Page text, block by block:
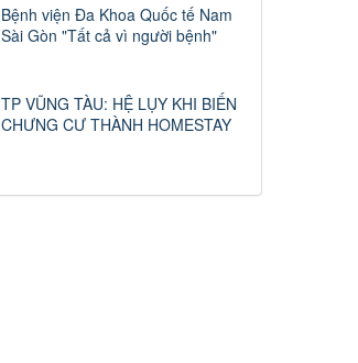
Bệnh viện Đa Khoa Quốc tế Nam
Sài Gòn "Tất cả vì người bệnh"
TP VŨNG TÀU: HỆ LỤY KHI BIẾN
CHƯNG CƯ THÀNH HOMESTAY